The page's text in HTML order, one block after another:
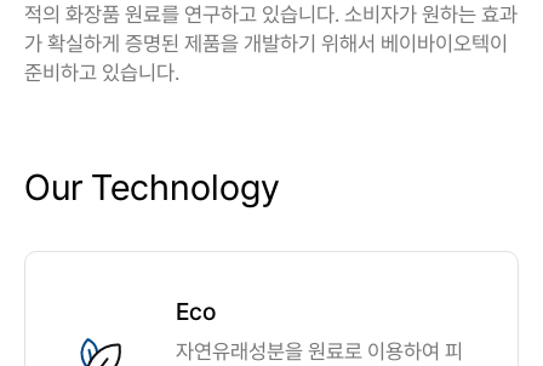
적의 화장품 원료를 연구하고 있습니다. 소비자가 원하는 효과
가 확실하게 증명된 제품을 개발하기 위해서 베이바이오텍이
준비하고 있습니다.
Our Technology
Eco
자연유래성분을 원료로 이용하여 피